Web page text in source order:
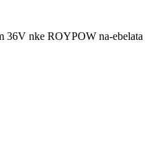
nke ROYPOW na-